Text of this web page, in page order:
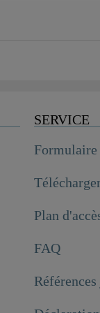
SERVICE
Formulaire
Plan
FAQ